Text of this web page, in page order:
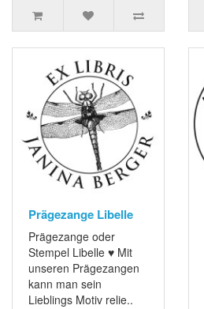
Prägezange Libelle
Prägezange oder
Stempel Libelle ♥ Mit
unseren Prägezangen
kann man sein
Lieblings Motiv relie..